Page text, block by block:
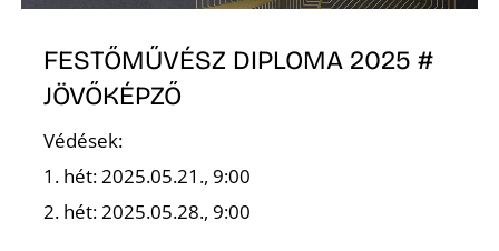
FESTŐMŰVÉSZ DIPLOMA 2025 #
JÖVŐKÉPZŐ
Védések:
1. hét: 2025.05.21., 9:00
2. hét: 2025.05.28., 9:00